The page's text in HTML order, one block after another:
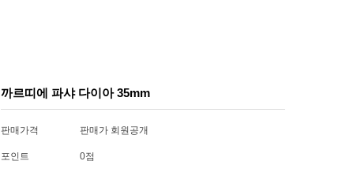
까르띠에 파샤 다이아 35mm
판매가격 판매가 회원공개
포인트 0점